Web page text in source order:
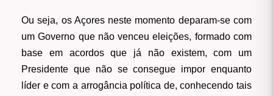
Ou seja, os Açores neste momento deparam-se com
um Governo que não venceu eleições, formado com
base em acordos que já não existem, com um
Presidente que não se consegue impor enquanto
líder e com a arrogância política de, conhecendo tais